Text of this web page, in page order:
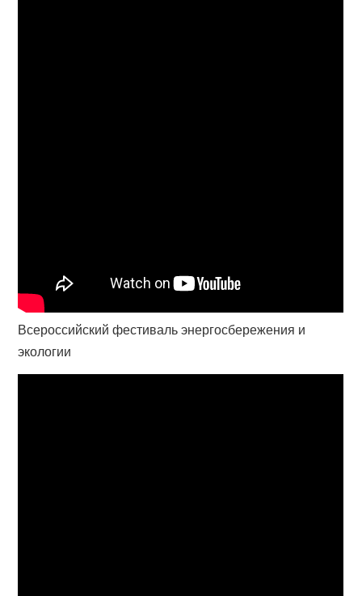
Всероссийский фестиваль энергосбережения и
экологии